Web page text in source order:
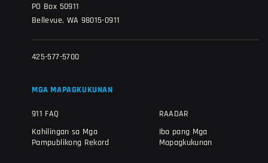
PO Box 50911
Bellevue, WA 98015-0911
425-577-5700
MGA MAPAGKUKUNAN
911 FAQ
Kahilingan sa Mga
Pampublikong Rekord
RAADAR
Iba pang Mga
Mapagkukunan